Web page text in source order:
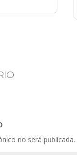
no será publicada.